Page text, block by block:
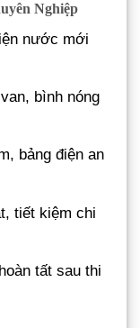
Nghiệp
nước mới
bình nóng
bảng điện an
tiết kiệm chi
tất sau thi